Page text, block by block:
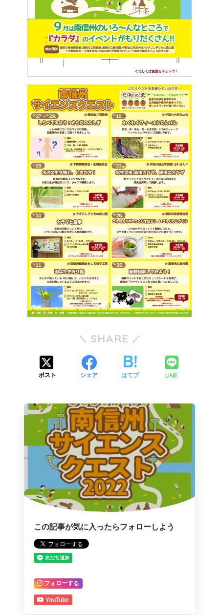
SHARE
ポスト シェア はてブ LINE
この記事が気に入ったらフォローしよう
フォローする
YouTube